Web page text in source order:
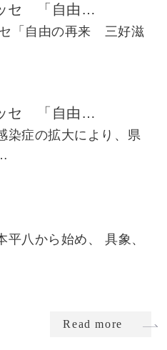
セ 「自由…
「自由の再来 三好滋
セ 「自由…
染症の拡大により、県
八から始め、 具象、
Read more